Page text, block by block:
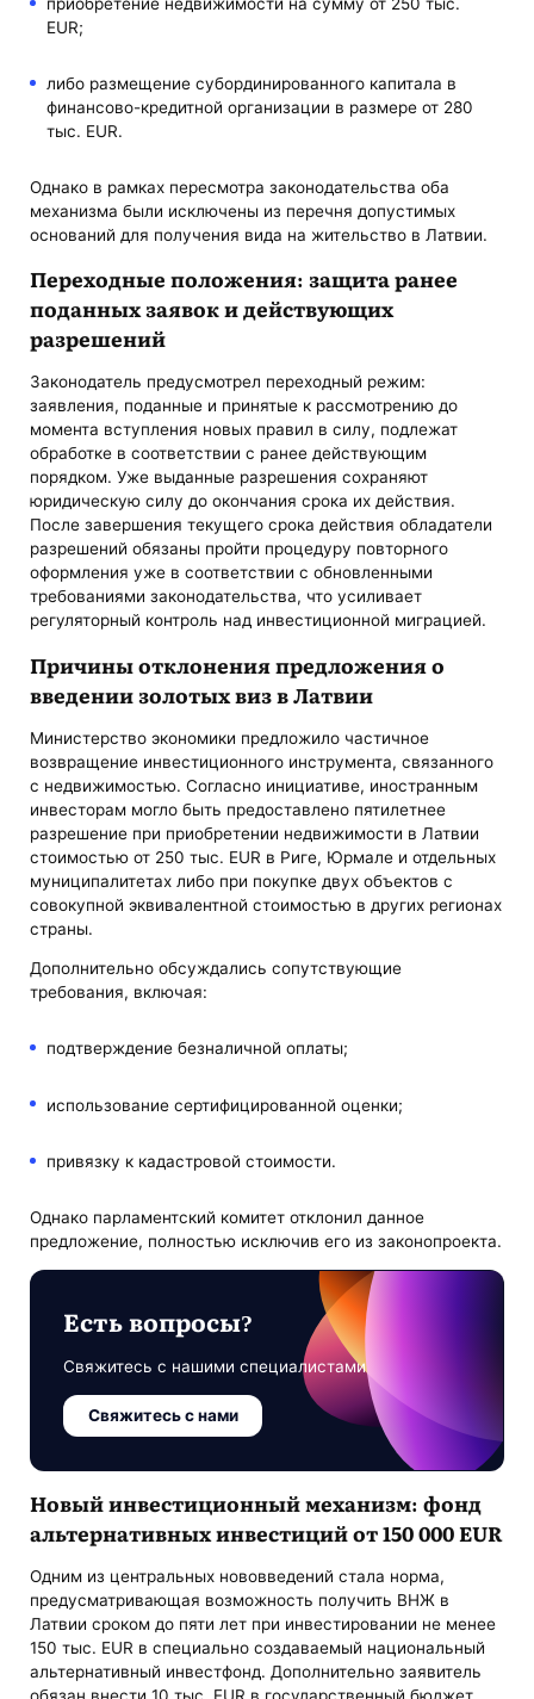
EUR;
либо размещение субординированного капитала в
финансово-кредитной организации в размере от 280
тыс. EUR.
Однако в рамках пересмотра законодательства оба
механизма были исключены из перечня допустимых
оснований для получения вида на жительство в Латвии.
Переходные положения: защита ранее
поданных заявок и действующих
разрешений
Законодатель предусмотрел переходный режим:
заявления, поданные и принятые к рассмотрению до
момента вступления новых правил в силу, подлежат
обработке в соответствии с ранее действующим
порядком. Уже выданные разрешения сохраняют
юридическую силу до окончания срока их действия.
После завершения текущего срока действия обладатели
разрешений обязаны пройти процедуру повторного
оформления уже в соответствии с обновленными
требованиями законодательства, что усиливает
регуляторный контроль над инвестиционной миграцией.
Причины отклонения предложения о
введении золотых виз в Латвии
Министерство экономики предложило частичное
возвращение инвестиционного инструмента, связанного
с недвижимостью. Согласно инициативе, иностранным
инвесторам могло быть предоставлено пятилетнее
разрешение при приобретении недвижимости в Латвии
стоимостью от 250 тыс. EUR в Риге, Юрмале и отдельных
муниципалитетах либо при покупке двух объектов с
совокупной эквивалентной стоимостью в других регионах
страны.
Дополнительно обсуждались сопутствующие
требования, включая:
подтверждение безналичной оплаты;
использование сертифицированной оценки;
привязку к кадастровой стоимости.
Однако парламентский комитет отклонил данное
предложение, полностью исключив его из законопроекта.
Есть вопросы?
Свяжитесь с нашими специалистами
Свяжитесь с нами
Новый инвестиционный механизм: фонд
альтернативных инвестиций от 150 000 EUR
Одним из центральных нововведений стала норма,
предусматривающая возможность получить ВНЖ в
Латвии сроком до пяти лет при инвестировании не менее
150 тыс. EUR в специально создаваемый национальный
альтернативный инвестфонд. Дополнительно заявитель
обязан внести 10 тыс. EUR в государственный бюджет.